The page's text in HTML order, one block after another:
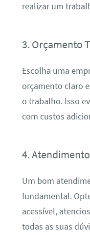
realizar um
3. Orçamento
Escolha uma
orçamento claro
o trabalho. Isso
com custos
4.
Um bom
fundamental.
acessível,
todas as suas